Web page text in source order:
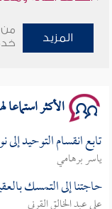
وأمنهم من خوف 9
المزيد
من
الأكثر استماعا
تابع انقسام التوحيد إلى
ياسر برهامي
حاجتنا إلى التمسك